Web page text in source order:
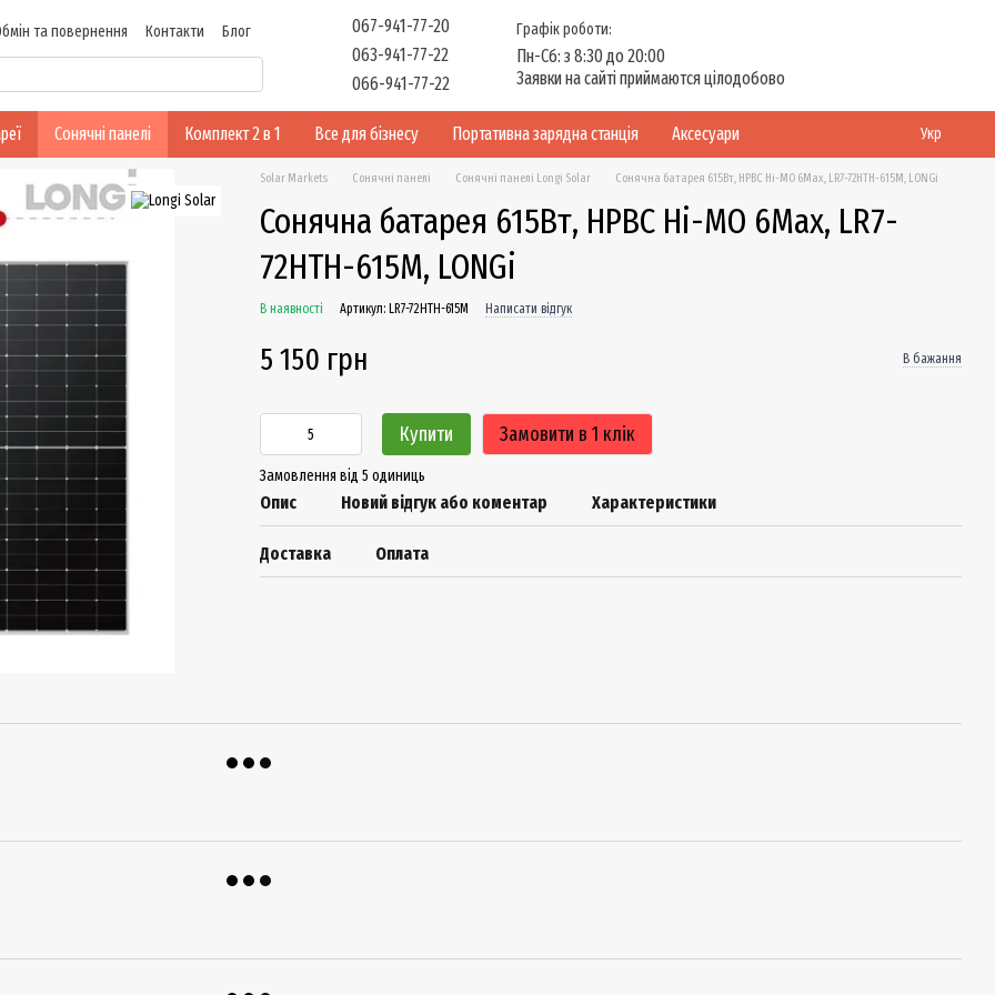
та повернення Контакти Блог
067-941-77-20
063-941-77-22
066-941-77-22
Графік роботи:
Пн-Сб: з 8:30 до 20:00
Заявки на сайті приймаются цілодобово
Сонячні панелі Комплект 2 в 1 Все для бізнесу Портативна зарядна станція Аксесуари Укр
Solar Markets Сонячні панелі Сонячні панелі Longi Solar Сонячна батарея 615Вт, HPBC Hi-MO 6Max, LR7-72HTH-615M, LONGi
Сонячна батарея 615Вт, HPBC Hi-MO 6Max, LR7-
72HTH-615M, LONGi
В наявності Артикул: LR7-72HTH-615M Написати відгук
5 150 грн В бажання
Купити Замовити в 1 клік
Замовлення від 5 одиниць
Опис Новий відгук або коментар Характеристики
Доставка Оплата